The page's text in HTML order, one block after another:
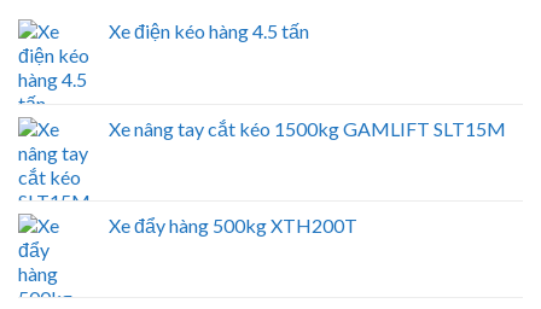
Xe điện kéo hàng 4.5 tấn
Xe nâng tay cắt kéo 1500kg GAMLIFT SLT15M
Xe đẩy hàng 500kg XTH200T